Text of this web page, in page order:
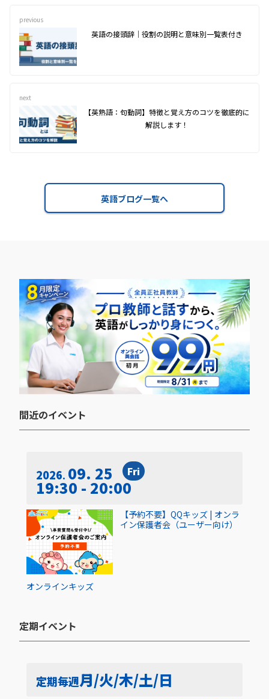
previous
英語の接頭辞｜役割の説明と意味別一覧表付き
next
【英熟語：句動詞】特徴と覚え方のコツを徹底的に
解説します！
英語ブログ一覧へ
間近のイベント​
2026 09. 25 Fri
19:30 - 20:00
オンラインキッズ
【予約不要】QQキッズ | オンラ
イン保護者会（ユーザー向け）
定期イベント​
定期毎週月/火/木/土/日